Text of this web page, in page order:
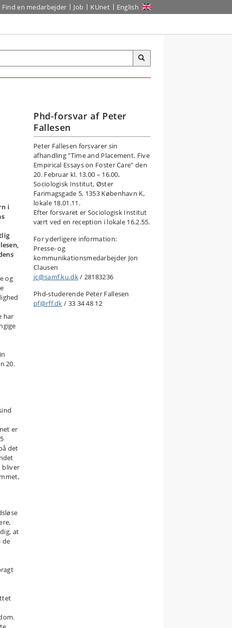
Find en medarbejder Job KUnet English
i
og
har
20.
er
det
bliver
at
de
Phd-forsvar af Peter
Fallesen
Peter Fallesen forsvarer sin
afhandling "Time and Placement. Five
Empirical Essays on Foster Care" den
20. Februar kl. 13.00 – 16.00,
Sociologisk Institut, Øster
Farimagsgade 5, 1353 København K,
lokale 18.01.11.
Efter forsvaret er Sociologisk Institut
vært ved en reception i lokale 16.2.55.
For yderligere information:
Presse- og
kommunikationsmedarbejder Jon
Clausen
jc@samf.ku.dk/ 28183236
Phd-studerende Peter Fallesen
pf@rff.dk / 33 34 48 12